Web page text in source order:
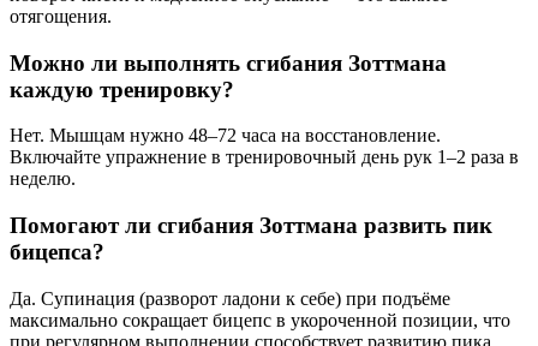
отягощения.
Можно ли выполнять сгибания Зоттмана
каждую тренировку?
Нет. Мышцам нужно 48–72 часа на восстановление.
Включайте упражнение в тренировочный день рук 1–2 раза в
неделю.
Помогают ли сгибания Зоттмана развить пик
бицепса?
Да. Супинация (разворот ладони к себе) при подъёме
максимально сокращает бицепс в укороченной позиции, что
при регулярном выполнении способствует развитию пика